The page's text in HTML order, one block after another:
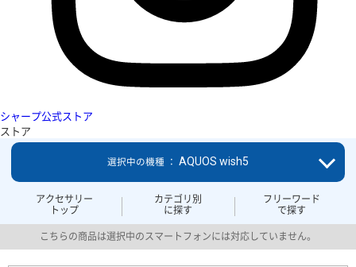
シャープ公式ストア
ストア
アクセサリー
トップ
カテゴリ別
に探す
フリーワード
で探す
選択中の機種 ： AQUOS wish5
こちらの商品は選択中のスマートフォンには対応していません。